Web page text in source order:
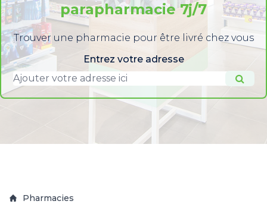
parapharmacie 7j/7
Trouver une pharmacie pour être livré chez vous
Entrez votre adresse
Pharmacies